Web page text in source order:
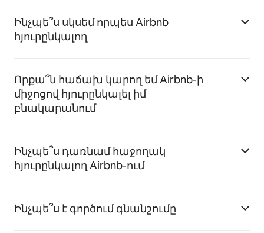
Ինչպե՞ս սկսեմ որպես Airbnb
հյուրընկալող
Որքա՞ն հաճախ կարող եմ Airbnb-ի
միջոցով հյուրընկալել իմ
բնակարանում
Ինչպե՞ս դառնամ հաջողակ
հյուրընկալող Airbnb-ում
Ինչպե՞ս է գործում գնանշումը